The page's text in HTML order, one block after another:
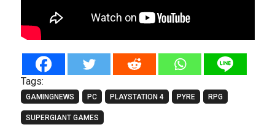
Tags:
GAMINGNEWS PC PLAYSTATION 4 PYRE RPG
SUPERGIANT GAMES